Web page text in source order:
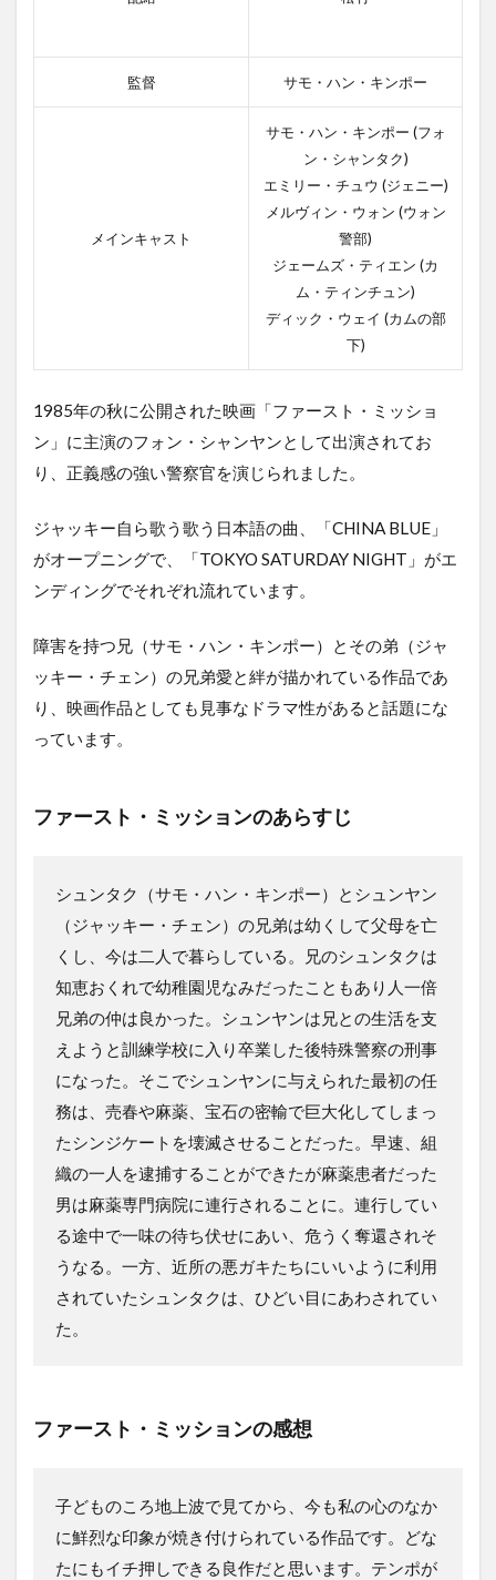
監督 サモ・ハン・キンポー
メインキャスト
サモ・ハン・キンポー (フォ
ン・シャンタク)
エミリー・チュウ (ジェニー)
メルヴィン・ウォン (ウォン
警部)
ジェームズ・ティエン (カ
ム・ティンチュン)
ディック・ウェイ (カムの部
下)
1985年の秋に公開された映画「ファースト・ミッショ
ン」に主演のフォン・シャンヤンとして出演されてお
り、正義感の強い警察官を演じられました。
ジャッキー自ら歌う歌う日本語の曲、「CHINA BLUE」
がオープニングで、「TOKYO SATURDAY NIGHT」がエ
ンディングでそれぞれ流れています。
障害を持つ兄（サモ・ハン・キンポー）とその弟（ジャ
ッキー・チェン）の兄弟愛と絆が描かれている作品であ
り、映画作品としても見事なドラマ性があると話題にな
っています。
ファースト・ミッションのあらすじ
シュンタク（サモ・ハン・キンポー）とシュンヤン
（ジャッキー・チェン）の兄弟は幼くして父母を亡
くし、今は二人で暮らしている。兄のシュンタクは
知恵おくれで幼稚園児なみだったこともあり人一倍
兄弟の仲は良かった。シュンヤンは兄との生活を支
えようと訓練学校に入り卒業した後特殊警察の刑事
になった。そこでシュンヤンに与えられた最初の任
務は、売春や麻薬、宝石の密輸で巨大化してしまっ
たシンジケートを壊滅させることだった。早速、組
織の一人を逮捕することができたが麻薬患者だった
男は麻薬専門病院に連行されることに。連行してい
る途中で一味の待ち伏せにあい、危うく奪還されそ
うなる。一方、近所の悪ガキたちにいいように利用
されていたシュンタクは、ひどい目にあわされてい
た。
ファースト・ミッションの感想
子どものころ地上波で見てから、今も私の心のなか
に鮮烈な印象が焼き付けられている作品です。どな
たにもイチ押しできる良作だと思います。テンポが